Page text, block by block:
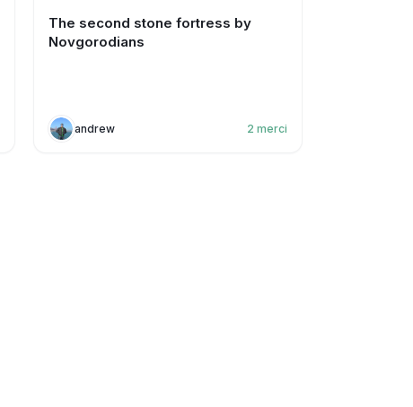
The second stone fortress by
Novgorodians
andrew 2 merci